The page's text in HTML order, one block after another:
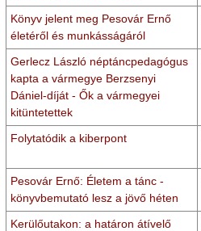
Könyv jelent meg Pesovár Ernő
életéről és munkásságáról
Gerlecz László néptáncpedagógus
kapta a vármegye Berzsenyi
Dániel-díját - Ők a vármegyei
kitüntetettek
Folytatódik a kiberpont
Pesovár Ernő: Életem a tánc -
könyvbemutató lesz a jövő héten
Kerülőutakon: a határon átívelő